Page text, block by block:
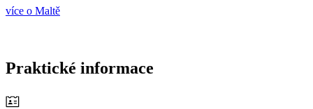
více o Maltě
Praktické informace